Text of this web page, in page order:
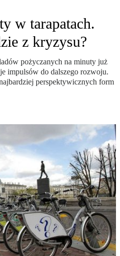
w tarapatach.
z kryzysu?
pożyczanych na minuty już
impulsów do dalszego rozwoju.
perspektywicznych form